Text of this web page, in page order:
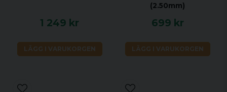
1 249 kr
LÄGG I VARUKORGEN
(2.50mm)
699 kr
LÄGG I VARUKORGEN